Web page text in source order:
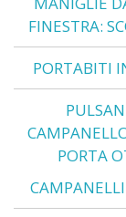
FINESTRA:
PORTABITI
PORTA